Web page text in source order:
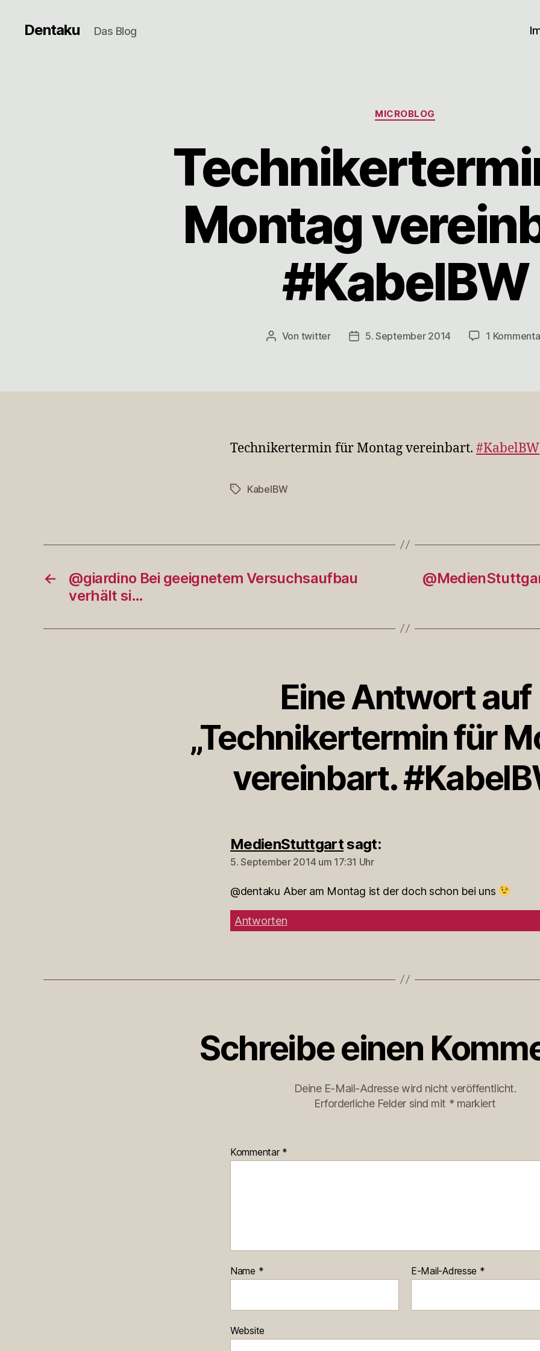
Dentaku Das Blog
Kategorien
MICROBLOG
Montag
#KabelBW
Beitragsautor
Von twitter Veröffentlichungsdatum
5. September 2014 1
Technikertermin für Montag vereinbart. #KabelBW
Schlagwörter
KabelBW
←
@giardino Bei geeignetem Versuchsaufbau
verhält si…
Eine Antwort auf
„Technikertermin für
vereinbart.
MedienStuttgartsagt:
5. September 2014 um 17:31 Uhr
@dentaku Aber am Montag ist der doch schon bei uns
Antworten
Schreibe einen
Deine E-Mail-Adresse wird nicht veröffentlicht.
Erforderliche Felder sind mit * markiert
Kommentar *
Name * E-Mail-Adresse *
Website